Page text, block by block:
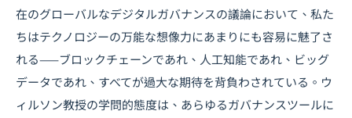
在のグローバルなデジタルガバナンスの議論において、私た
ちはテクノロジーの万能な想像力にあまりにも容易に魅了さ
れる——ブロックチェーンであれ、人工知能であれ、ビッグ
データであれ、すべてが過大な期待を背負わされている。ウ
ィルソン教授の学問的態度は、あらゆるガバナンスツールに